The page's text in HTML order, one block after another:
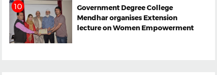
Government Degree College
Mendhar organises Extension
lecture on Women Empowerment